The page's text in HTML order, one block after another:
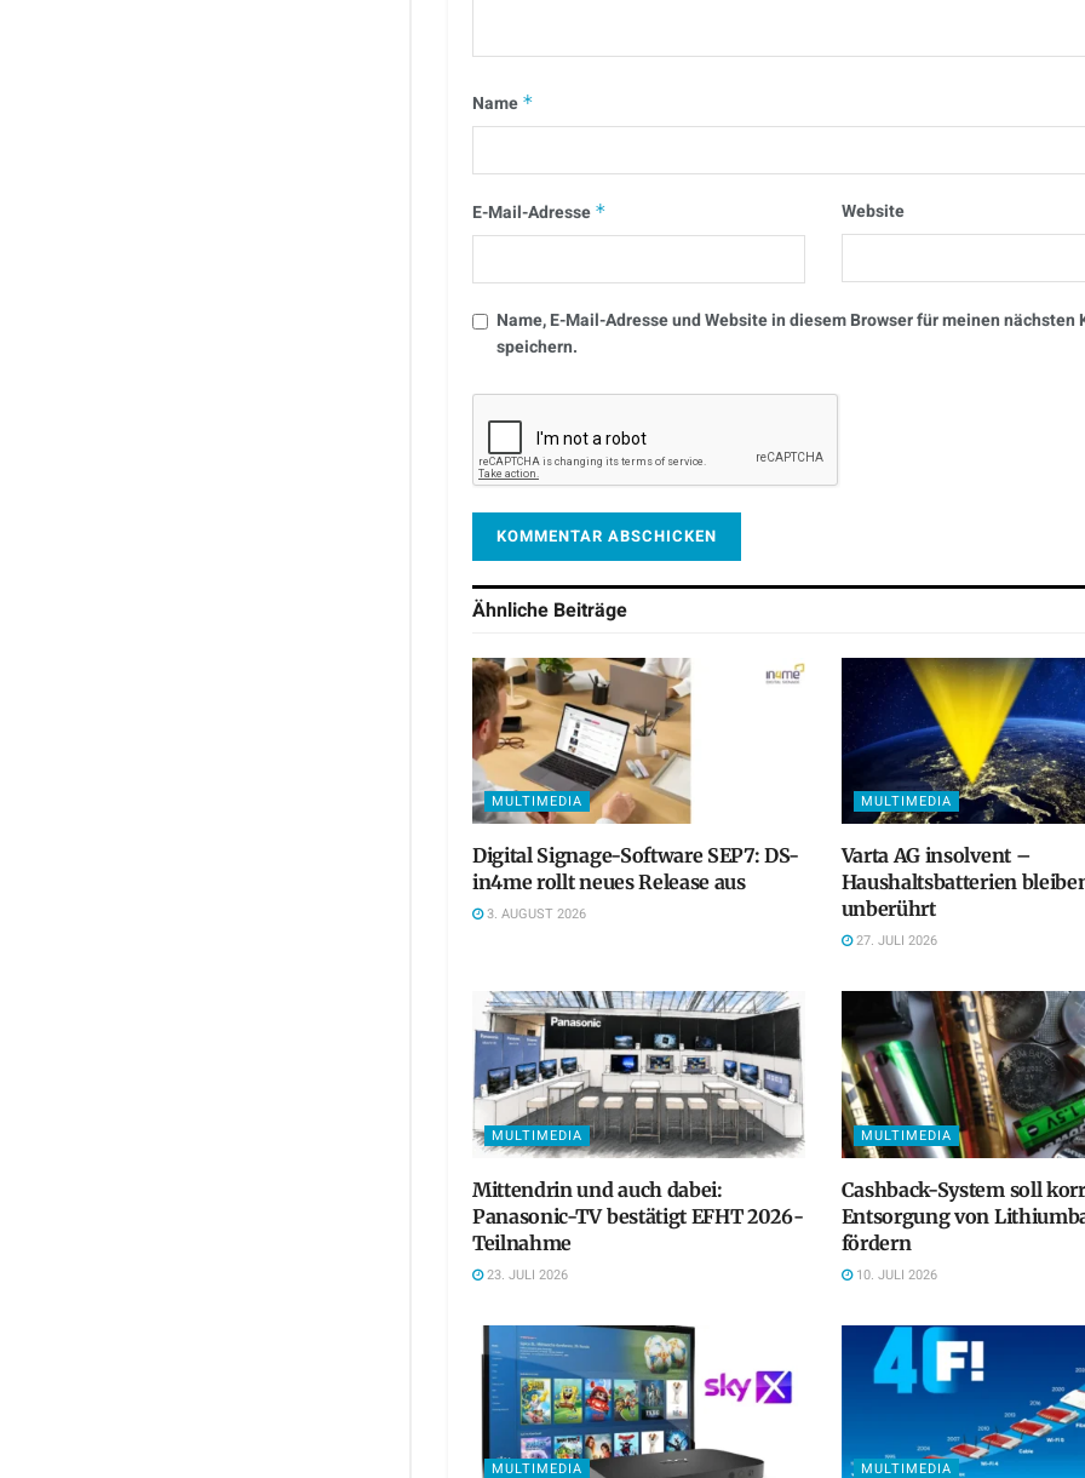
Name *
E-Mail-Adresse * Website
Name, E-Mail-Adresse und Website in diesem Browser für meinen nächsten
speichern.
Ähnliche Beiträge
MULTIMEDIA
Digital Signage-Software SEP7: DS-
in4me rollt neues Release aus
3. AUGUST 2026
MULTIMEDIA
Varta AG insolvent –
Haushaltsbatterien
unberührt
27. JULI 2026
MULTIMEDIA
Mittendrin und auch dabei:
Panasonic-TV bestätigt EFHT 2026-
Teilnahme
23. JULI 2026
MULTIMEDIA
Cashback-System soll
Entsorgung von
fördern
10. JULI 2026
MULTIMEDIA MULTIMEDIA